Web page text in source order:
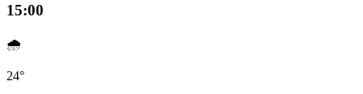
15:00
🌧️
24°